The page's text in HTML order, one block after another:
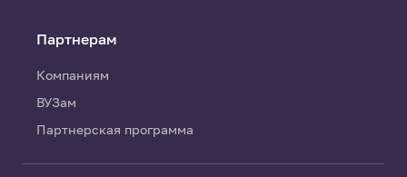
Партнерам
Компаниям
ВУЗам
Партнерская программа